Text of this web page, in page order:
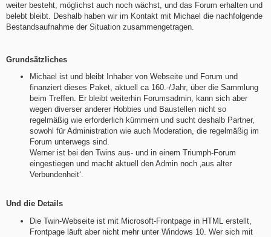
weiter besteht, möglichst auch noch wächst, und das Forum erhalten und
belebt bleibt. Deshalb haben wir im Kontakt mit Michael die nachfolgende
Bestandsaufnahme der Situation zusammengetragen.
Grundsätzliches
Michael ist und bleibt Inhaber von Webseite und Forum und
finanziert dieses Paket, aktuell ca 160.-/Jahr, über die Sammlung
beim Treffen. Er bleibt weiterhin Forumsadmin, kann sich aber
wegen diverser anderer Hobbies und Baustellen nicht so
regelmäßig wie erforderlich kümmern und sucht deshalb Partner,
sowohl für Administration wie auch Moderation, die regelmäßig im
Forum unterwegs sind.
Werner ist bei den Twins aus- und in einem Triumph-Forum
eingestiegen und macht aktuell den Admin noch ‚aus alter
Verbundenheit‘.
Und die Details
Die Twin-Webseite ist mit Microsoft-Frontpage in HTML erstellt,
Frontpage läuft aber nicht mehr unter Windows 10. Wer sich mit